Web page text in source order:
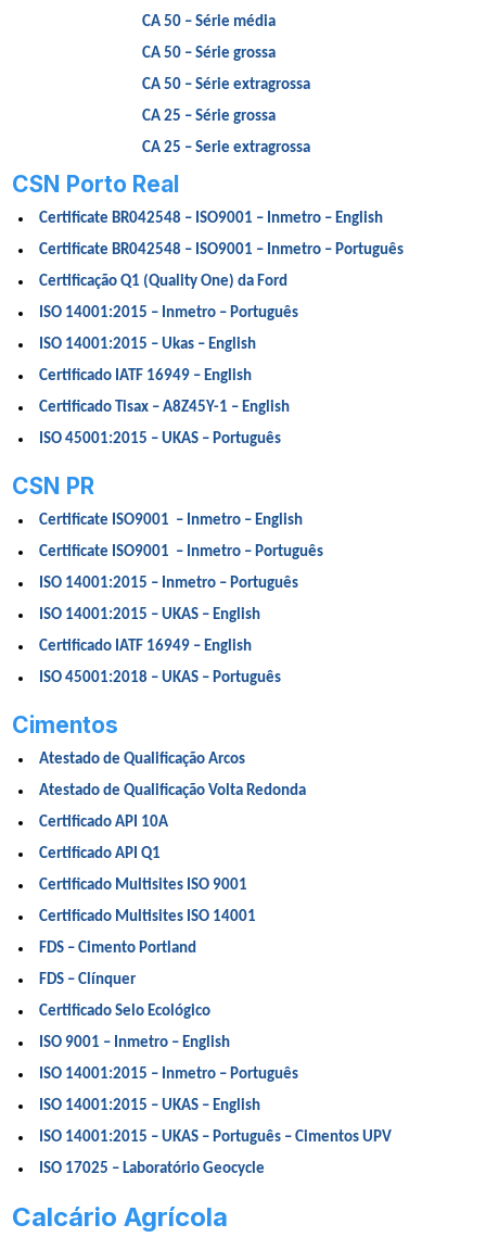
CA 50 – Série média
CA 50 – Série grossa
CA 50 – Série extragrossa
CA 25 – Série grossa
CA 25 – Serie extragrossa
CSN Porto Real
Certificate BR042548 – ISO9001 – Inmetro – English
Certificate BR042548 – ISO9001 – Inmetro – Português
Certificação Q1 (Quality One) da Ford
ISO 14001:2015 – Inmetro – Português
ISO 14001:2015 – Ukas – English
Certificado IATF 16949 – English
Certificado Tisax – A8Z45Y-1 – English
ISO 45001:2015 – UKAS – Português
CSN PR
Certificate ISO9001 – Inmetro – English
Certificate ISO9001 – Inmetro – Português
ISO 14001:2015 – Inmetro – Português
ISO 14001:2015 – UKAS – English
Certificado IATF 16949 – English
ISO 45001:2018 – UKAS – Português
Cimentos
Atestado de Qualificação Arcos
Atestado de Qualificação Volta Redonda
Certificado API 10A
Certificado API Q1
Certificado Multisites ISO 9001
Certificado Multisites ISO 14001
FDS – Cimento Portland
FDS – Clínquer
Certificado Selo Ecológico
ISO 9001 – Inmetro – English
ISO 14001:2015 – Inmetro – Português
ISO 14001:2015 – UKAS – English
ISO 14001:2015 – UKAS – Português – Cimentos UPV
ISO 17025 – Laboratório Geocycle
Calcário Agrícola